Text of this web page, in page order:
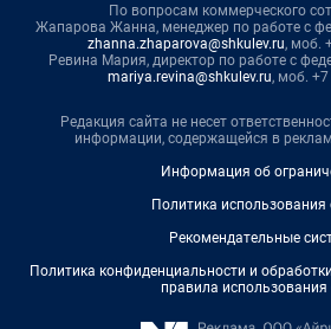
По вопросам коммерческого
Жапарова Жанна, менеджер по работе с
zhanna.zhaparova@shkulev.ru, моб.
Ревина Мария, директор по работе с
mariya.revina@shkulev.ru, моб.
Редакция сайта не несет
информации, содержащейся в
Информация об
Политика использования
Рекомендательные
Политика конфиденциальности и
правила использования